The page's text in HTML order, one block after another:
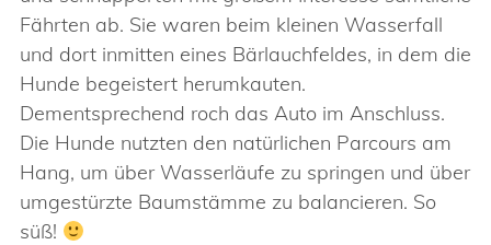
Fährten ab. Sie waren beim kleinen Wasserfall
und dort inmitten eines Bärlauchfeldes, in dem die
Hunde begeistert herumkauten.
Dementsprechend roch das Auto im Anschluss.
Die Hunde nutzten den natürlichen Parcours am
Hang, um über Wasserläufe zu springen und über
umgestürzte Baumstämme zu balancieren. So
süß!